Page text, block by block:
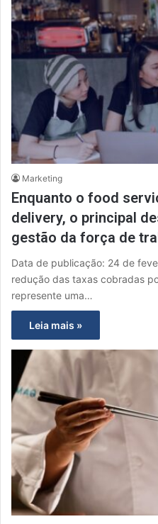
Marketing
Enquanto o food
delivery, o principal
gestão da força de
Data de publicação: 24 de
redução das taxas cobradas
represente uma…
Leia mais »